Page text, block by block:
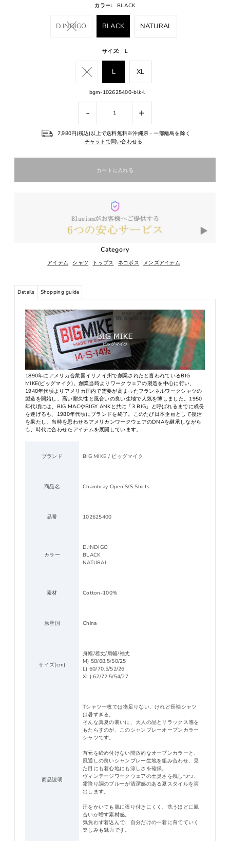
カラー: BLACK
D.INDIGO BLACK NATURAL
サイズ: L
M L XL
bgm-102625400-blk-l
- +
7,980円(税込)以上で送料無料※沖縄県・一部離島を除く
チャットで問い合わせる
Category
アイテム シャツ トップス ネコポス メンズアイテム
Details Shopping guide
1890年にアメリカ合衆国イリノイ州で創業されたと言われているBIG
MIKE(ビッグマイク)。創業当時よりワークウェアの製造を中心に行い、
1940年代頃よりアメリカ国内で需要が高まったフランネルワークシャツの
製造を開始し、高い耐久性と風合いの良い生地で人気を博しました。1950
年代頃には、BIG MACやBIGY ANKと共に「3 BIG」と呼ばれるまでに成長
を遂げるも、1980年代頃にブランドを終了。このたび日本企画として復活
を果たし、当時を思わせるアメリカンワークウェアのDNAを継承しながら
も、時代に合わせたアイテムを展開しています。
ブランド BIG MIKE / ビッグマイク
商品名 Chambray Open S/S Shirts
品番 102625400
カラー
D.INDIGO
BLACK
NATURAL
素材 Cotton-100%
原産国 China
サイズ(cm)
身幅/着丈/肩幅/袖丈
M) 58/68.5/50/25
L) 60/70.5/52/26
XL) 62/72.5/54/27
商品説明
Tシャツ一枚では物足りない、けれど長袖シャツ
は暑すぎる。
そんな真夏の装いに、大人の品とリラックス感を
もたらすのが、このシャンブレーオープンカラー
シャツです。
首元を締め付けない開放的なオープンカラーと、
風通しの良いシャンブレー生地を組み合わせ、見
た目にも着心地にも涼しさを確保。
ヴィンテージワークウェアの土臭さを残しつつ、
霜降り調のブルーが清潔感のある夏スタイルを演
出します。
汗をかいても肌に張り付きにくく、洗うほどに風
合いが増す素材感。
気負わず着込んで、自分だけの一着に育てていく
楽しみも魅力です。